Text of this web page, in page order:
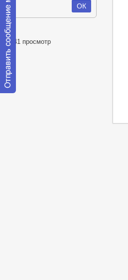
7341 просмотр